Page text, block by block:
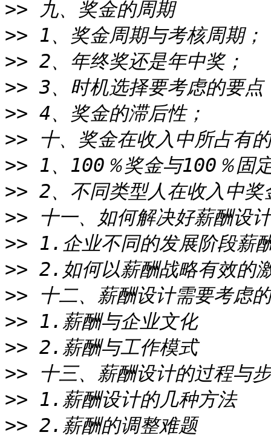
>>
>>
>>
>>
>>
>>
>>
>>
>>
>>
>>
>>
>>
>>
>>
>>
>>